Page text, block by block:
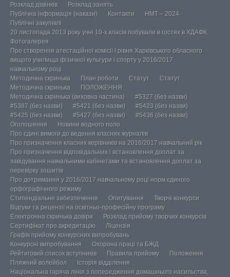
Розклад дзвінків
Розклад занять
Публічна інформація (накази)
Контакти
НМТ – 2024
Публічні закупівлі
20 листопада 2013 року учні 10-х класів побували в гостях в ХДАФК.
Фотогалерея
Про створення атестаційної комісії І рівня Харківського обласного
вищого училища фізичної культури і спорту у 2016/2017
навчальному році
Методична скринька
План роботи Статут
Статут
Методична скринька
ПОЛОЖЕННЯ
Методична скринька (виховна частина)
#5327 (без назви)
#5387 (без назви)
#5421 (без назви)
#5423 (без назви)
#5425 (без назви)
#5427 (без назви)
#5436 (без назви)
Оголошення
Новини водного поло
Про єдині вимоги до ведення класних журналів
Про призначення класних керівників на 2016/2017 навчальний рік
Про призначення відповідальних і встановлення доплат за
завідування навчальними кабінетами та встановлення доплат за
перевірку зошитів
Про дотримання у 2016/2017 навчальному році норм єдиного
орфографічного режиму
Стипендіальне забезпечення
Опитування
Творчі конкурси
Відгуки та рецензії на освітньо-професійну програму
Електронна скринька довіри
Розклад прийому творчих конкурсів
Сертифікат про акредитацію
Ліцензія
Графік прийому конкурсних випробувань
Конкурсні випробування
Охорона праці та БЖД
Рейтиговий список вступників
Правила прийому
Положення
Пляжний волейбол
Історія відділення
Національна гаряча лінія з попередження домашнього насильства,